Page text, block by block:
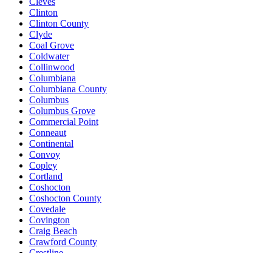
Clinton
Clinton County
Clyde
Coal Grove
Coldwater
Collinwood
Columbiana
Columbiana County
Columbus
Columbus Grove
Commercial Point
Conneaut
Continental
Convoy
Copley
Cortland
Coshocton
Coshocton County
Covedale
Covington
Craig Beach
Crawford County